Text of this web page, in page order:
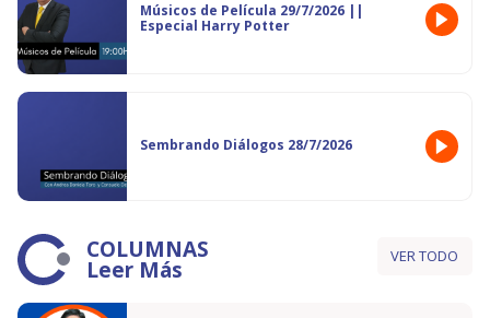
Músicos de Película 29/7/2026 ||
Especial Harry Potter
Sembrando Diálogos 28/7/2026
COLUMNAS
Leer Más VER TODO